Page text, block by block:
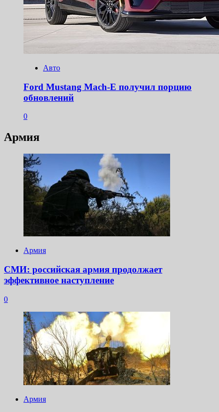
Авто
Ford Mustang Mach-E получил порцию
обновлений
0
Армия
Армия
СМИ: российская армия продолжает
эффективное наступление
0
Армия